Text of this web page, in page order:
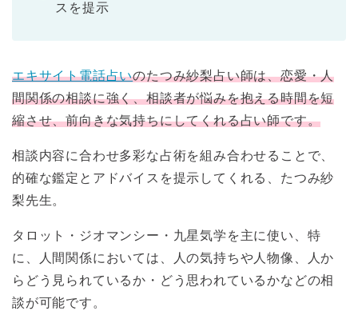
スを提示
エキサイト電話占いのたつみ紗梨占い師は、恋愛・人
間関係の相談に強く、相談者が悩みを抱える時間を短
縮させ、前向きな気持ちにしてくれる占い師です。
相談内容に合わせ多彩な占術を組み合わせることで、
的確な鑑定とアドバイスを提示してくれる、たつみ紗
梨先生。
タロット・ジオマンシー・九星気学を主に使い、特
に、人間関係においては、人の気持ちや人物像、人か
らどう見られているか・どう思われているかなどの相
談が可能です。